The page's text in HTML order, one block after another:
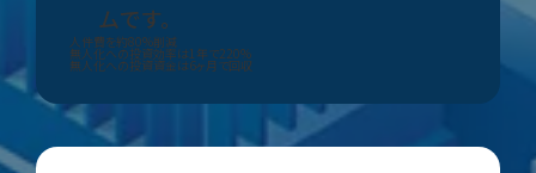
ムです。
人件費を約80%削減
無人化への投資効率は1年で220%
無人化への投資資金は6ヶ月で回収